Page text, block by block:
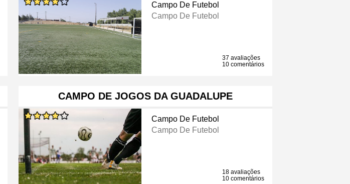
Campo De Futebol
Campo De Futebol
37 avaliações
10 comentários
CAMPO DE JOGOS DA GUADALUPE
Campo De Futebol
Campo De Futebol
18 avaliações
10 comentários